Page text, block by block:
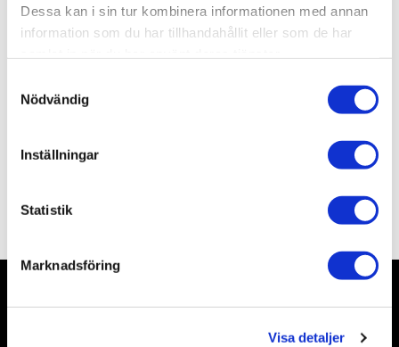
Dessa kan i sin tur kombinera informationen med annan
information som du har tillhandahållit eller som de har
Nödvändig
Inställningar
Statistik
Marknadsföring
Visa detaljer
Allmänt
Omdömen